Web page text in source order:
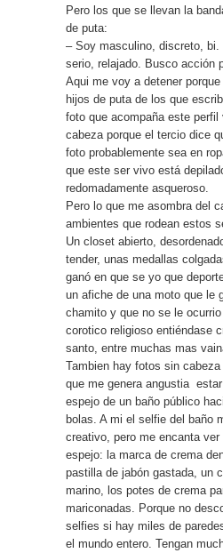
Pero los que se llevan la
de puta:
– Soy masculino, discreto, bi.
serio, relajado. Busco acción
Aqui me voy a detener
hijos de puta de los que
foto que acompaña este
cabeza porque el tercio dice
foto probablemente sea en
que este ser vivo está
redomadamente asqueroso.
Pero lo que me asombra del
ambientes que rodean estos
Un closet abierto,
tender, unas medallas
ganó en que se yo que
un afiche de una moto que le
chamito y que no se le
corotico religioso entiéndase
santo, entre muchas mas
Tambien hay fotos sin
que me genera angustia
espejo de un baño público
bolas. A mi el selfie del baño
creativo, pero me encanta ver
espejo: la marca de crema
pastilla de jabón gastada, un
marino, los potes de crema
mariconadas. Porque no
selfies si hay miles de
el mundo entero. Tengan